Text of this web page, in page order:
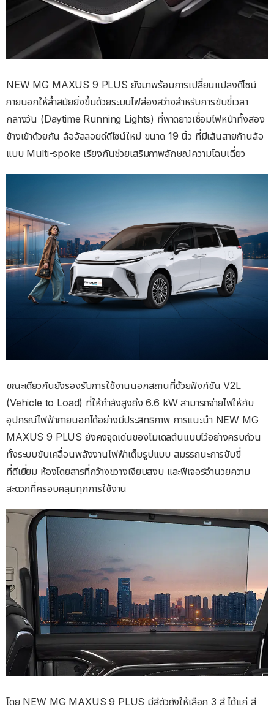
NEW MG MAXUS 9 PLUS ยังมาพร้อมการเปลี่ยนแปลงดีไซน์
ภายนอกให้ล้ำสมัยยิ่งขึ้นด้วยระบบไฟส่องสว่างสำหรับการขับขี่เวลา
กลางวัน (Daytime Running Lights) ที่พาดยาวเชื่อมไฟหน้าทั้งสอง
ข้างเข้าด้วยกัน ล้ออัลลอยด์ดีไซน์ใหม่ ขนาด 19 นิ้ว ที่มีเส้นสายก้านล้อ
แบบ Multi-spoke เรียงกันช่วยเสริมภาพลักษณ์ความโฉบเฉี่ยว
ขณะเดียวกันยังรองรับการใช้งานนอกสถานที่ด้วยฟังก์ชัน V2L
(Vehicle to Load) ที่ให้กำลังสูงถึง 6.6 kW สามารถจ่ายไฟให้กับ
อุปกรณ์ไฟฟ้าภายนอกได้อย่างมีประสิทธิภาพ การแนะนำ NEW MG
MAXUS 9 PLUS ยังคงจุดเด่นของโมเดลต้นแบบไว้อย่างครบถ้วน
ทั้งระบบขับเคลื่อนพลังงานไฟฟ้าเต็มรูปแบบ สมรรถนะการขับขี่
ที่ดีเยี่ยม ห้องโดยสารที่กว้างขวางเงียบสงบ และฟีเจอร์อำนวยความ
สะดวกที่ครอบคลุมทุกการใช้งาน
โดย NEW MG MAXUS 9 PLUS มีสีตัวถังให้เลือก 3 สี ได้แก่ สี